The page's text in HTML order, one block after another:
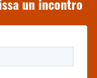
un incontro